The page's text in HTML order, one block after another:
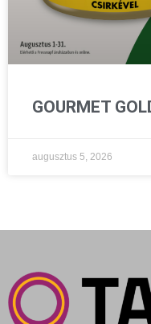
GOURMET
augusztus 5, 2026